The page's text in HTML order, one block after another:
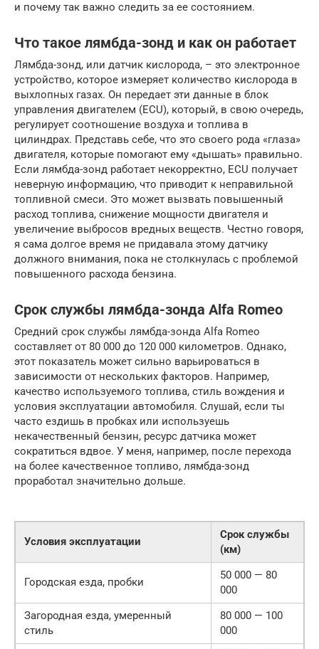
и почему так важно следить за ее состоянием.
Что такое лямбда-зонд и как он работает
Лямбда-зонд, или датчик кислорода, – это электронное
устройство, которое измеряет количество кислорода в
выхлопных газах. Он передает эти данные в блок
управления двигателем (ECU), который, в свою очередь,
регулирует соотношение воздуха и топлива в
цилиндрах. Представь себе, что это своего рода «глаза»
двигателя, которые помогают ему «дышать» правильно.
Если лямбда-зонд работает некорректно, ECU получает
неверную информацию, что приводит к неправильной
топливной смеси. Это может вызвать повышенный
расход топлива, снижение мощности двигателя и
увеличение выбросов вредных веществ. Честно говоря,
я сама долгое время не придавала этому датчику
должного внимания, пока не столкнулась с проблемой
повышенного расхода бензина.
Срок службы лямбда-зонда Alfa Romeo
Средний срок службы лямбда-зонда Alfa Romeo
составляет от 80 000 до 120 000 километров. Однако,
этот показатель может сильно варьироваться в
зависимости от нескольких факторов. Например,
качество используемого топлива, стиль вождения и
условия эксплуатации автомобиля. Слушай, если ты
часто ездишь в пробках или используешь
некачественный бензин, ресурс датчика может
сократиться вдвое. У меня, например, после перехода
на более качественное топливо, лямбда-зонд
проработал значительно дольше.
Условия эксплуатации
Срок службы
(км)
Городская езда, пробки
50 000 — 80
000
Загородная езда, умеренный
стиль
80 000 — 100
000